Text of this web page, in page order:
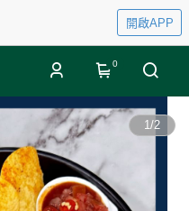
開啟APP
0
1/2